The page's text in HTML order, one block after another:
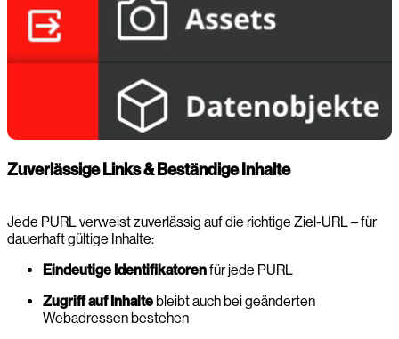
Zuverlässige Links & Beständige Inhalte
Jede PURL verweist zuverlässig auf die richtige Ziel-URL – für
dauerhaft gültige Inhalte:
Eindeutige Identifikatorenfür jede PURL
Zugriff auf Inhaltebleibt auch bei geänderten
Webadressen bestehen